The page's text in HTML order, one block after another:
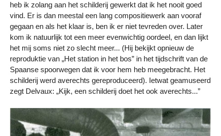
heb ik zolang aan het schilderij gewerkt dat ik het nooit goed
vind. Er is dan meestal een lang compositiewerk aan vooraf
gegaan en als het klaar is, ben ik er niet tevreden over. Later
kom ik natuurlijk tot een meer evenwichtig oordeel, en dan lijkt
het mij soms niet zo slecht meer... (Hij bekijkt opnieuw de
reproduktie van „Het station in het bos” in het tijdschrift van de
Spaanse spoorwegen dat ik voor hem heb meegebracht. Het
schilderij werd averechts gereproduceerd). Ietwat geamuseerd
zegt Delvaux: „Kijk, een schilderij doet het ook averechts...”